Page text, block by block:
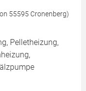
55595 Cronenberg)
Pelletheizung,